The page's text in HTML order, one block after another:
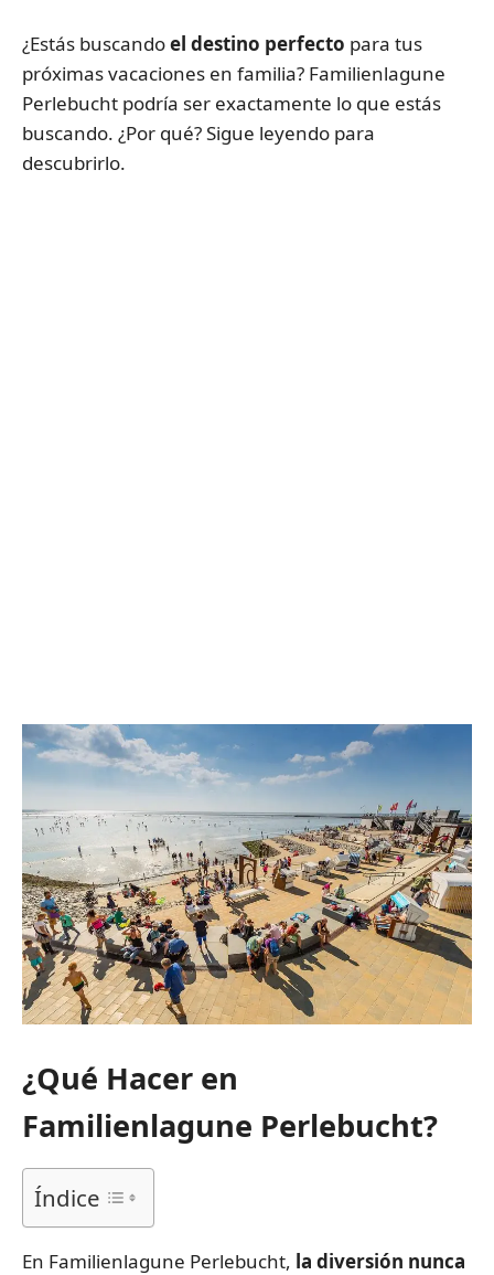
¿Estás buscandoel destino perfecto para tus
próximas vacaciones en familia? Familienlagune
Perlebucht podría ser exactamente lo que estás
buscando. ¿Por qué? Sigue leyendo para
descubrirlo.
¿Qué Hacer en
Familienlagune Perlebucht?
Índice
En Familienlagune Perlebucht, la diversión nunca